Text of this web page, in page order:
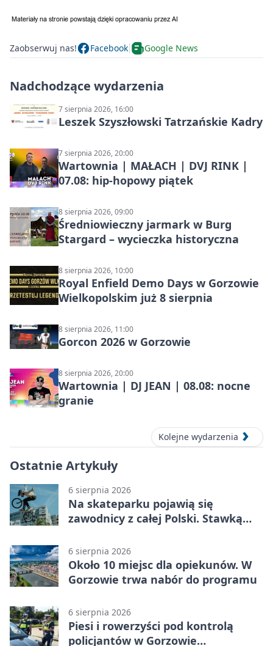
Zaobserwuj nas! Facebook Google News
Nadchodzące wydarzenia
7 sierpnia 2026, 16:00
Leszek Szyszłowski Tatrzańskie Kadry
7 sierpnia 2026, 20:00
Wartownia | MAŁACH | DVJ RINK |
07.08: hip-hopowy piątek
8 sierpnia 2026, 09:00
Średniowieczny jarmark w Burg
Stargard – wycieczka historyczna
8 sierpnia 2026, 10:00
Royal Enfield Demo Days w Gorzowie
Wielkopolskim już 8 sierpnia
8 sierpnia 2026, 11:00
Gorcon 2026 w Gorzowie
8 sierpnia 2026, 20:00
Wartownia | DJ JEAN | 08.08: nocne
granie
Kolejne wydarzenia
Ostatnie Artykuły
6 sierpnia 2026
Na skateparku pojawią się
zawodnicy z całej Polski. Stawką
6 sierpnia 2026
Około 10 miejsc dla opiekunów. W
Gorzowie trwa nabór do programu
6 sierpnia 2026
Piesi i rowerzyści pod kontrolą
policjantów w Gorzowie